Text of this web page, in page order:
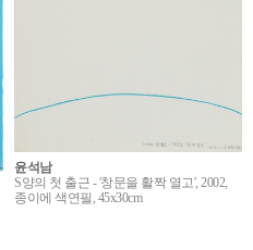
윤석남
S양의 첫 출근 - '창문을 활짝 열고', 2002,
종이에 색연필, 45x30cm